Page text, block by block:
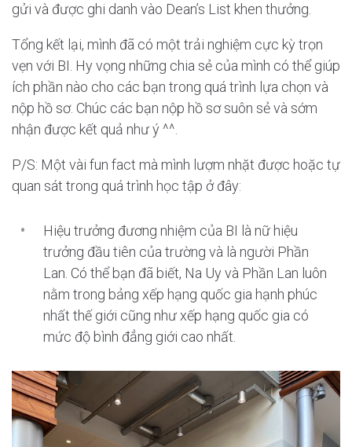
gửi và được ghi danh vào Dean’s List khen thưởng.
Tổng kết lại, mình đã có một trải nghiệm cực kỳ trọn
vẹn với BI. Hy vọng những chia sẻ của mình có thể giúp
ích phần nào cho các bạn trong quá trình lựa chọn và
nộp hồ sơ. Chúc các bạn nộp hồ sơ suôn sẻ và sớm
nhận được kết quả như ý ^^.
P/S: Một vài fun fact mà mình lượm nhặt được hoặc tự
quan sát trong quá trình học tập ở đây:
Hiệu trưởng đương nhiệm của BI là nữ hiệu
trưởng đầu tiên của trường và là người Phần
Lan. Có thể bạn đã biết, Na Uy và Phần Lan luôn
nằm trong bảng xếp hạng quốc gia hạnh phúc
nhất thế giới cũng như xếp hạng quốc gia có
mức độ bình đẳng giới cao nhất.